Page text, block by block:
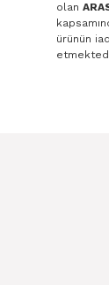
olan
ürünün